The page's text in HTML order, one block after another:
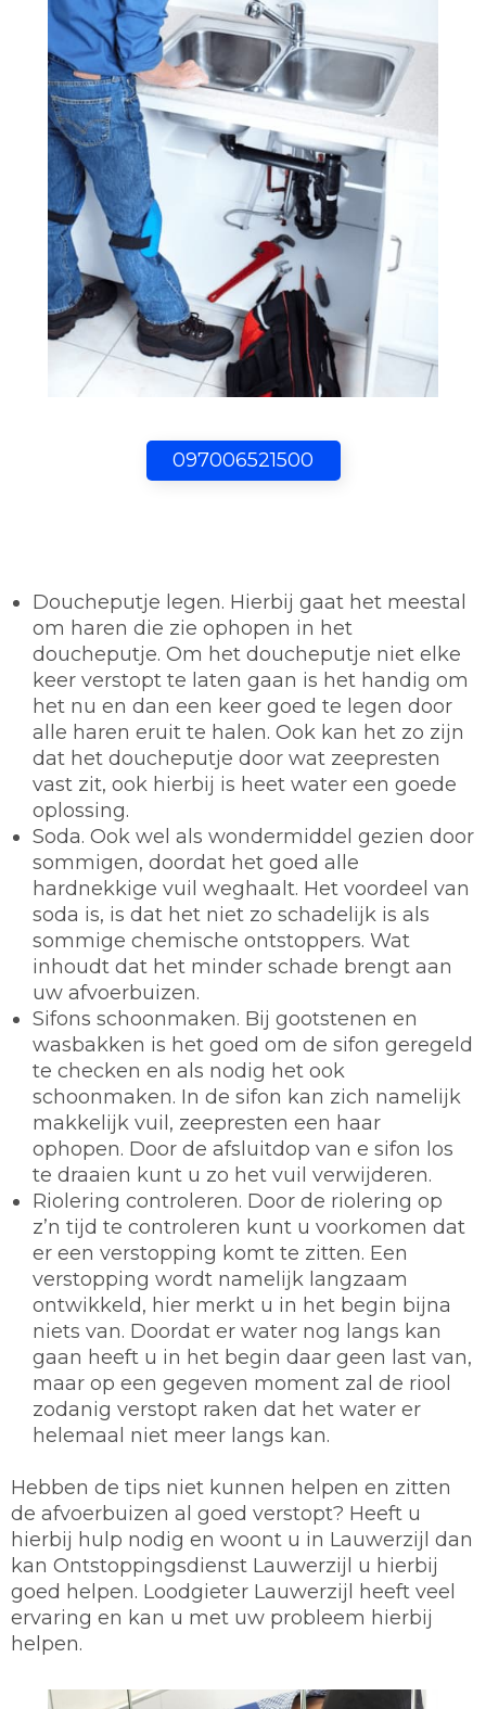
097006521500
Doucheputje legen. Hierbij gaat het meestal
om haren die zie ophopen in het
doucheputje. Om het doucheputje niet elke
keer verstopt te laten gaan is het handig om
het nu en dan een keer goed te legen door
alle haren eruit te halen. Ook kan het zo zijn
dat het doucheputje door wat zeepresten
vast zit, ook hierbij is heet water een goede
oplossing.
Soda. Ook wel als wondermiddel gezien door
sommigen, doordat het goed alle
hardnekkige vuil weghaalt. Het voordeel van
soda is, is dat het niet zo schadelijk is als
sommige chemische ontstoppers. Wat
inhoudt dat het minder schade brengt aan
uw afvoerbuizen.
Sifons schoonmaken. Bij gootstenen en
wasbakken is het goed om de sifon geregeld
te checken en als nodig het ook
schoonmaken. In de sifon kan zich namelijk
makkelijk vuil, zeepresten een haar
ophopen. Door de afsluitdop van e sifon los
te draaien kunt u zo het vuil verwijderen.
Riolering controleren. Door de riolering op
z’n tijd te controleren kunt u voorkomen dat
er een verstopping komt te zitten. Een
verstopping wordt namelijk langzaam
ontwikkeld, hier merkt u in het begin bijna
niets van. Doordat er water nog langs kan
gaan heeft u in het begin daar geen last van,
maar op een gegeven moment zal de riool
zodanig verstopt raken dat het water er
helemaal niet meer langs kan.
Hebben de tips niet kunnen helpen en zitten
de afvoerbuizen al goed verstopt? Heeft u
hierbij hulp nodig en woont u in Lauwerzijl dan
kan Ontstoppingsdienst Lauwerzijl u hierbij
goed helpen. Loodgieter Lauwerzijl heeft veel
ervaring en kan u met uw probleem hierbij
helpen.